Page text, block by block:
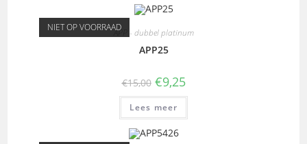
NIET OP VOORRAADAPP - dubbel platinum
APP25
€15,00 €9,25
Lees meer